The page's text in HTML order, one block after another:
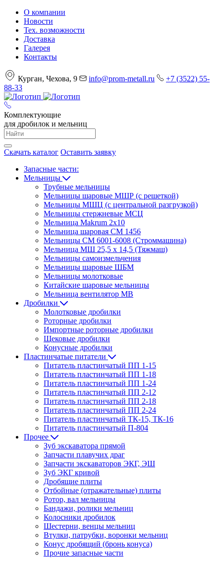
О компании
Новости
Тех. возможности
Доставка
Галерея
Контакты
Курган, Чехова, 9 info@prom-metall.ru
+7 (3522) 55-
88-33
Комплектующие
для дробилок и мельниц
Скачать каталог Оставить заявку
Запасные части:
Мельницы
Трубные мельницы
Мельницы шаровые МШР (с решеткой)
Мельницы МШЦ (с центральной разгрузкой)
Мельницы стержневые МСЦ
Мельница Makrum 2х10
Мельница шаровая СМ 1456
Мельницы СМ 6001-6008 (Строммашина)
Мельница МШ 25,5 х 14,5 (Тяжмаш)
Мельницы самоизмельчения
Мельницы шаровые ШБМ
Мельницы молотковые
Китайские шаровые мельницы
Мельница вентилятор МВ
Дробилки
Молотковые дробилки
Роторные дробилки
Импортные роторные дробилки
Щековые дробилки
Конусные дробилки
Пластинчатые питатели
Питатель пластинчатый ПП 1-15
Питатель пластинчатый ПП 1-18
Питатель пластинчатый ПП 1-24
Питатель пластинчатый ПП 2-12
Питатель пластинчатый ПП 2-18
Питатель пластинчатый ПП 2-24
Питатель пластинчатый ТК-15, ТК-16
Питатель пластинчатый П-804
Прочее
Зуб экскаватора прямой
Запчасти плавучих драг
Запчасти экскаваторов ЭКГ, ЭШ
Зуб ЭКГ кривой
Дробящие плиты
Отбойные (отражательные) плиты
Ротор, вал мельницы
Бандажи, ролики мельниц
Колосники дробилок
Шестерни, венцы мельниц
Втулки, патрубки, воронки мельниц
Конус дробящий (бронь конуса)
Прочие запасные части